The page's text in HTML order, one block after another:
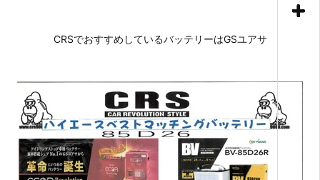
CRSでおすすめしているバッテリーはGSユアサ